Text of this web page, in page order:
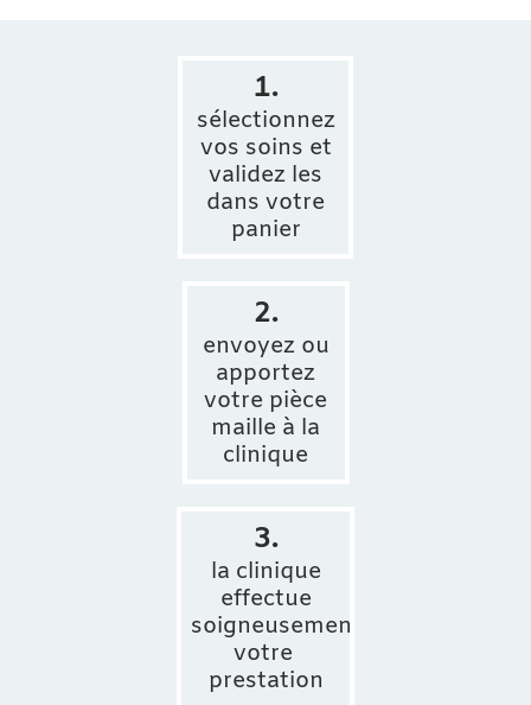
1.
sélectionnez
vos soins et
validez les
dans votre
panier
2.
envoyez ou
apportez
votre pièce
maille à la
clinique
3.
la clinique
effectue
soigneusement
votre
prestation